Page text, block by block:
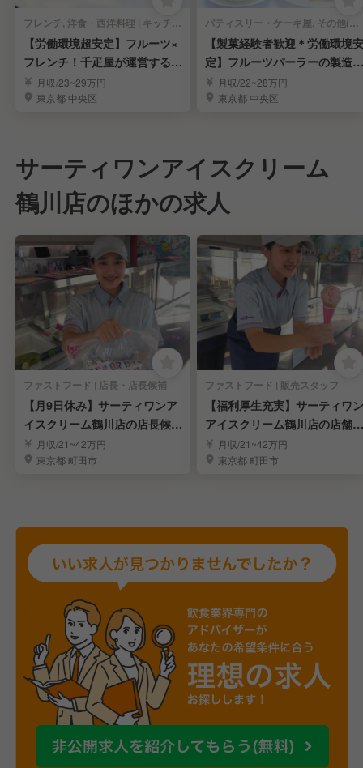
フレンチ, 洋食・西洋料理 | キッチンスタッフ
【労働環境超安定】フルーツ×
フレンチ！千疋屋が運営するレ
ストラン調理人
月収/23~29万円
東京都 中央区
パティスリー・ケーキ屋, その他(料理ジャンル) | キッチンスタッフ
【製菓経験者歓迎＊労働環境安
定】フルーツパーラーの製造・
調理スタッフ募集
月収/22~28万円
東京都 中央区
サーティワンアイスクリーム
鶴川店のほかの求人
ファストフード | 店長・店長候補
【月9日休み】サーティワンア
イスクリーム鶴川店の店長候補
を大募集！
月収/21~42万円
東京都 町田市
ファストフード | 販売スタッフ
【福利厚生充実】サーティワン
アイスクリーム鶴川店の店舗ス
タッフ大募集！
月収/21~42万円
東京都 町田市